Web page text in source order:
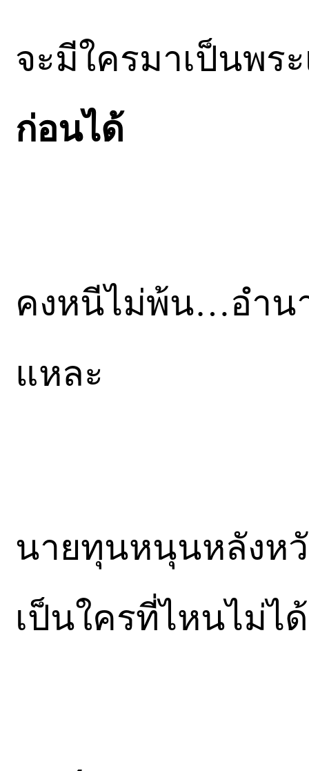
จะมีใครมาเป็นพร
ก่อนได้
คงหนีไม่พ้น…อำน
แหละ
นายทุนหนุนหลังห
เป็นใครที่ไหนไม่ได้